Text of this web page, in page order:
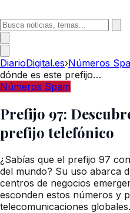
DiarioDigital.es›Números
dónde es este prefijo…
Números Spam
Prefijo 97:
prefijo telefónico
¿Sabías que el prefijo 97
del mundo? Su uso abarca
centros de negocios
esconden estos números y
telecomunicaciones globales.